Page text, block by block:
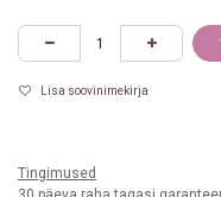
Lisa soovinimekirja
Tingimused